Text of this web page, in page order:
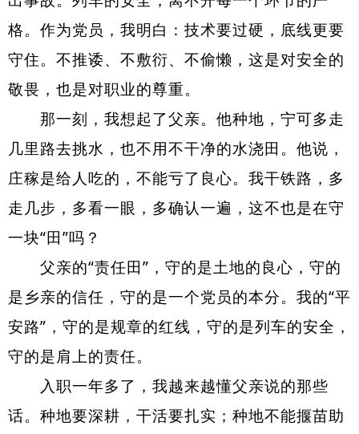
格。作为党员，我明白：技术要过硬，底线更要
守住。不推诿、不敷衍、不偷懒，这是对安全的
敬畏，也是对职业的尊重。
那一刻，我想起了父亲。他种地，宁可多走
几里路去挑水，也不用不干净的水浇田。他说，
庄稼是给人吃的，不能亏了良心。我干铁路，多
走几步，多看一眼，多确认一遍，这不也是在守
一块“田”吗？
父亲的“责任田”，守的是土地的良心，守的
是乡亲的信任，守的是一个党员的本分。我的“平
安路”，守的是规章的红线，守的是列车的安全，
守的是肩上的责任。
入职一年多了，我越来越懂父亲说的那些
话。种地要深耕，干活要扎实；种地不能揠苗助